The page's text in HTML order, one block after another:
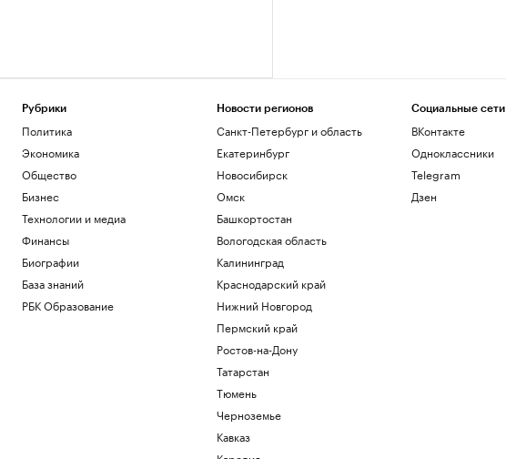
Рубрики
Политика
Экономика
Общество
Бизнес
Технологии и медиа
Финансы
Биографии
База знаний
РБК Образование
Новости регионов
Санкт-Петербург и область
Екатеринбург
Новосибирск
Омск
Башкортостан
Вологодская область
Калининград
Краснодарский край
Нижний Новгород
Пермский край
Ростов-на-Дону
Татарстан
Тюмень
Черноземье
Кавказ
Социальные сети
ВКонтакте
Одноклассники
Telegram
Дзен